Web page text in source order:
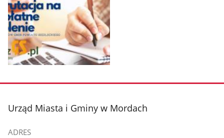
galerii.
stopka
Urząd Miasta i Gminy w Mordach
ADRES